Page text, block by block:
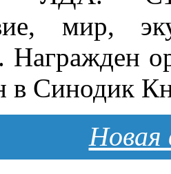
мир,
Награжден
в Синодик
Новая